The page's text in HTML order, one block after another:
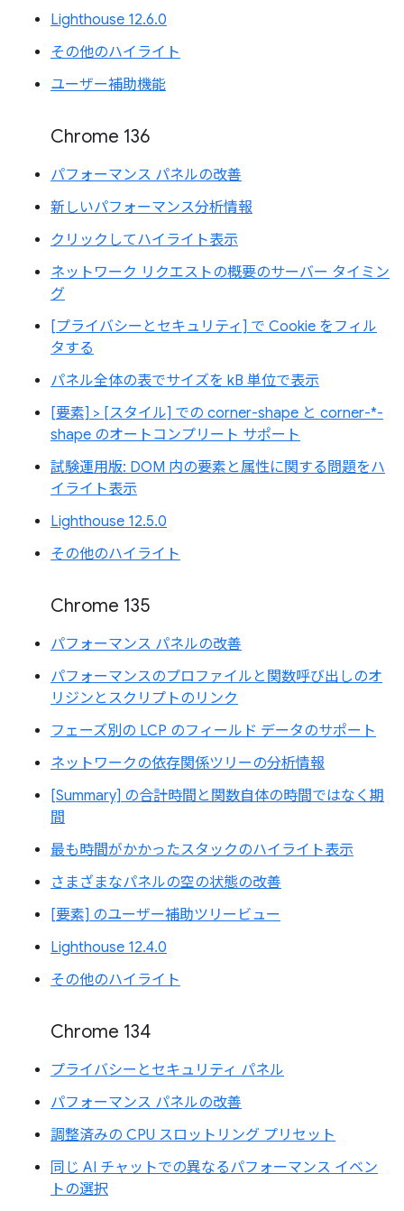
Lighthouse 12.6.0
その他のハイライト
ユーザー補助機能
Chrome 136
パフォーマンス パネルの改善
新しいパフォーマンス分析情報
クリックしてハイライト表示
ネットワーク リクエストの概要のサーバー タイミン
グ
[プライバシーとセキュリティ] で Cookie をフィル
タする
パネル全体の表でサイズを kB 単位で表示
[要素] > [スタイル] での corner-shape と corner-*-
shape のオートコンプリート サポート
試験運用版: DOM 内の要素と属性に関する問題をハ
イライト表示
Lighthouse 12.5.0
その他のハイライト
Chrome 135
パフォーマンス パネルの改善
パフォーマンスのプロファイルと関数呼び出しのオ
リジンとスクリプトのリンク
フェーズ別の LCP のフィールド データのサポート
ネットワークの依存関係ツリーの分析情報
[Summary] の合計時間と関数自体の時間ではなく期
間
最も時間がかかったスタックのハイライト表示
さまざまなパネルの空の状態の改善
[要素] のユーザー補助ツリービュー
Lighthouse 12.4.0
その他のハイライト
Chrome 134
プライバシーとセキュリティ パネル
パフォーマンス パネルの改善
調整済みの CPU スロットリング プリセット
同じ AI チャットでの異なるパフォーマンス イベン
トの選択